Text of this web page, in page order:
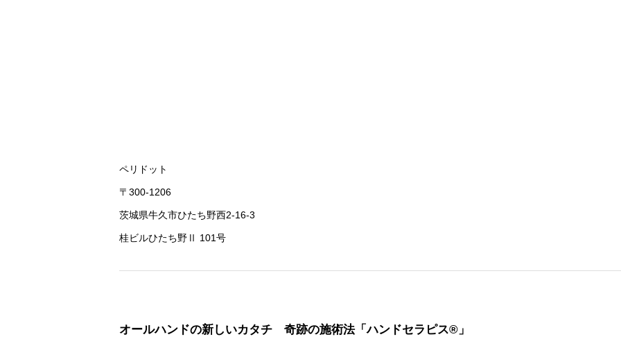
ペリドット
〒300-1206
茨城県牛久市ひたち野西2-16-3
桂ビルひたち野Ⅱ 101号
オールハンドの新しいカタチ 奇跡の施術法「ハンドセラピス®」